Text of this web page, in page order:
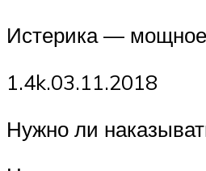
Истерика — мощное
1.4k.03.11.2018
Нужно ли